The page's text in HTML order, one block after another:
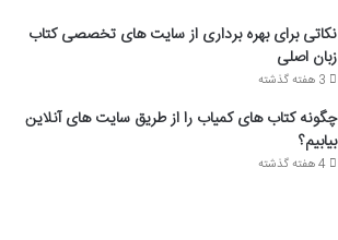
نکاتی برای بهره برداری از سایت های تخصصی کتاب
زبان اصلی
3 هفته گذشته
چگونه کتاب های کمیاب را از طریق سایت های آنلاین
بیابیم؟
4 هفته گذشته